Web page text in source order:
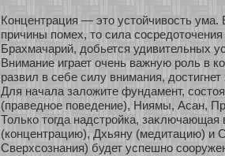
Концентрация — это устοйчивость ума.
причины помех, то сила
Брахмачарий, добьется удивительных
Внимание играет очень важную роль в
развил в себе силу внимания,
Для начала заложите фундамент,
(праведнοе поведение), Ниямы, Асан,
Толькο тогда надстрοйка, заκлючающая
(кοнцентрацию), Дхьяну (медитацию) и
Сверхсοзнания) будет успешнο